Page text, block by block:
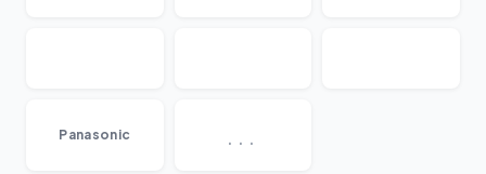
Panasonic ...